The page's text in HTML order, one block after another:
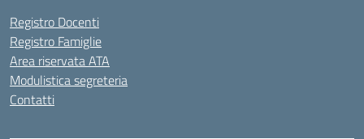
Registro Docenti
Registro Famiglie
Area riservata ATA
Modulistica segreteria
Contatti